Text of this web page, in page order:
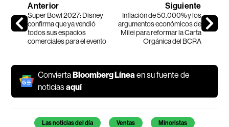
Anterior
Super Bowl 2027: Disney
confirma que ya vendió
todos sus espacios
comerciales para el evento
Siguiente
Inflación de 50.000% y los
argumentos económicos de
Milei para reformar la Carta
Orgánica del BCRA
ConviertaBloomberg Línea en su fuente de
noticiasaquí
Temas de este artículo
Las noticias del día Ventas Minoristas